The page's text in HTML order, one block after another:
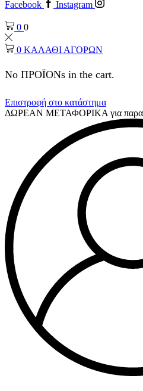
Facebook Instagram
0 0
0 ΚΑΛΑΘΙ ΑΓΟΡΩΝ
No ΠΡΟΪΟΝs in the cart.
Επιστροφή στο κατάστημα
ΔΩΡΕΑΝ ΜΕΤΑΦΟΡΙΚΑ για